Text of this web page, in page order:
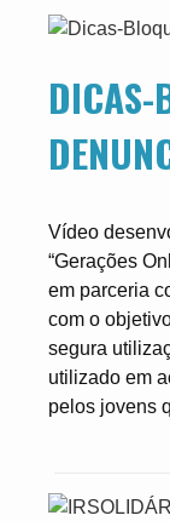
DICAS-
Vídeo
“Gerações
em parceria
com o
segura
utilizado em
pelos jovens